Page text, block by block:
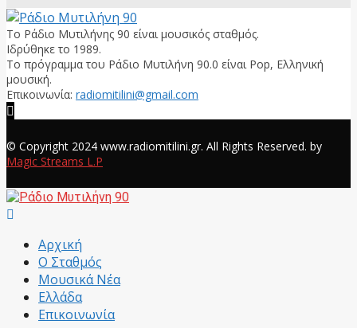
Το Ράδιο Μυτιλήνης 90 είναι μουσικός σταθμός.
Ιδρύθηκε το 1989.
Το πρόγραμμα του Ράδιο Μυτιλήνη 90.0 είναι Pop, Ελληνική
μουσική.
Επικοινωνία: radiomitilini@gmail.com
© Copyright 2024 www.radiomitilini.gr. All Rights Reserved. by
Magic Streams L.P
Αρχική
Ο Σταθμός
Μουσικά Νέα
Ελλάδα
Επικοινωνία